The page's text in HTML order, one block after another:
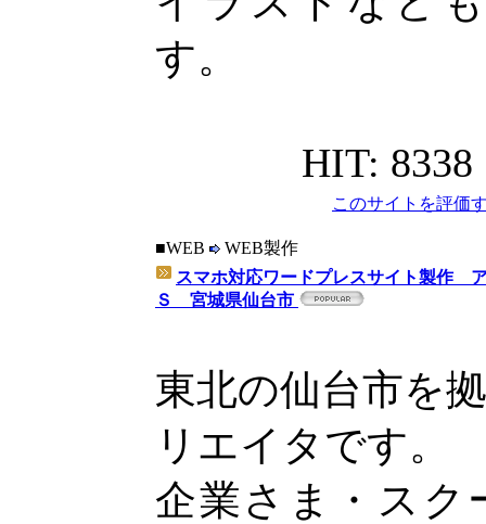
す。
HIT: 8338
このサイトを評価
■WEB
WEB製作
スマホ対応ワードプレスサイト製作
Ｓ 宮城県仙台市
東北の仙台市を
リエイタです。
企業さま・スク